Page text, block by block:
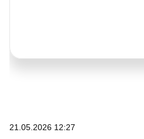
21.05.2026 12:27